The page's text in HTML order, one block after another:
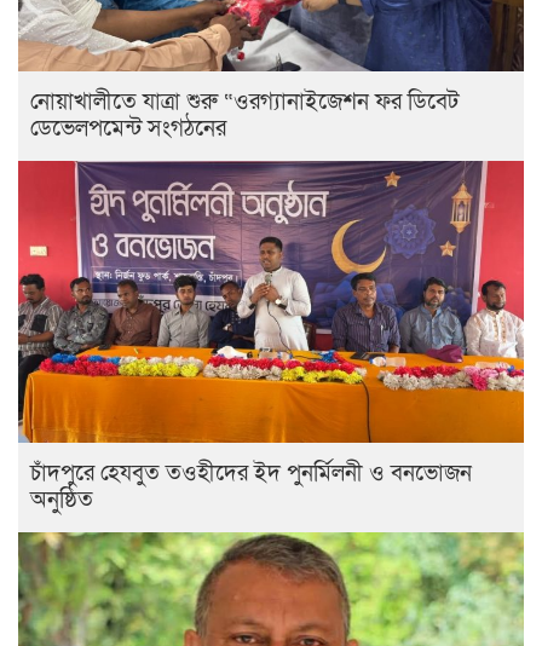
নোয়াখালীতে যাত্রা শুরু “ওরগ্যানাইজেশন ফর ডিবেট
ডেভেলপমেন্ট সংগঠনের
চাঁদপুরে হেযবুত তওহীদের ইদ পুনর্মিলনী ও বনভোজন
অনুষ্ঠিত